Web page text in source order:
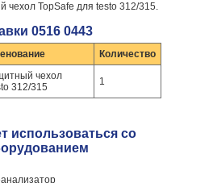
чехол TopSafe для testo 312/315.
0516 0443
Количество
чехол
312/315
1
использоваться со